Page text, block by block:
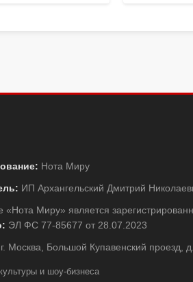
Нота Миру
ИП Архангельский Дмитрий
«Нота Миру» является
ЭЛ ФС 77-85677 от 28.07.2023
Москва, Большой Купавенский проезд,
и шоу-бизнеса